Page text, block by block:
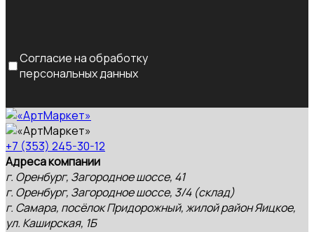
Согласие на обработку
персональных данных
+7 (353) 245-30-12
Адреса компании
г. Оренбург, Загородное шоссе, 41
г. Оренбург, Загородное шоссе, 3/4 (склад)
г. Самара, посёлок Придорожный, жилой район Яицкое,
ул. Каширская, 1Б